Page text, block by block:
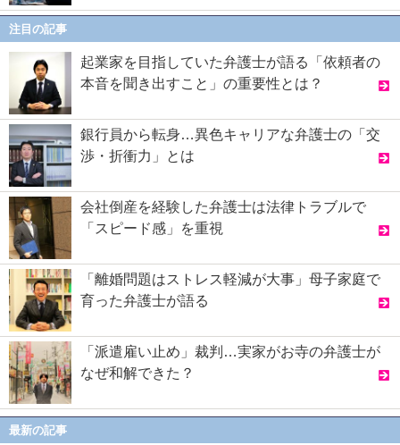
注目の記事
起業家を目指していた弁護士が語る「依頼者の
本音を聞き出すこと」の重要性とは？
銀行員から転身…異色キャリアな弁護士の「交
渉・折衝力」とは
会社倒産を経験した弁護士は法律トラブルで
「スピード感」を重視
「離婚問題はストレス軽減が大事」母子家庭で
育った弁護士が語る
「派遣雇い止め」裁判…実家がお寺の弁護士が
なぜ和解できた？
最新の記事